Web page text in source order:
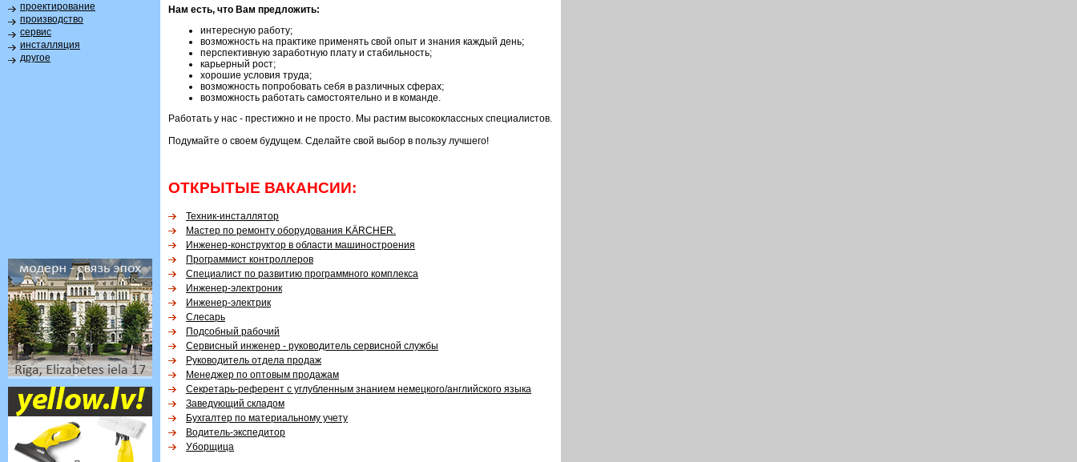
проектирование
производство
сервис
инсталляция
другое
Нам есть, что Вам предложить:
интересную работу;
возможность на практике применять свой опыт и знания каждый день;
перспективную заработную плату и стабильность;
карьерный рост;
хорошие условия труда;
возможность попробовать себя в различных сферах;
возможность работать самостоятельно и в команде.
Работать у нас - престижно и не просто. Мы растим высококлассных специалистов.
Подумайте о своем будущем. Сделайте свой выбор в пользу лучшего!
ОТКРЫТЫЕ ВАКАНСИИ:
Техник-инсталлятор
Мастер по ремонту оборудования KÄRCHER.
Инженер-конструктор в области машиностроения
Программист контроллеров
Специалист по развитию программного комплекса
Инженер-электроник
Инженер-электрик
Слесарь
Подсобный рабочий
Сервисный инженер - руководитель сервисной службы
Руководитель отдела продаж
Менеджер по оптовым продажам
Секретарь-референт с углубленным знанием немецкого/английского языка
Заведующий складом
Бухгалтер по материальному учету
Водитель-экспедитор
Уборщица